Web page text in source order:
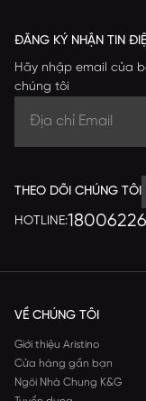
ĐĂNG KÝ NHẬN TIN
Hãy nhập email của
chúng tôi
THEO DÕI CHÚNG TÔI
HOTLINE:18006226
VỀ CHÚNG TÔI
Giới thiệu Aristino
Cửa hàng gần bạn
Ngôi Nhà Chung K&G